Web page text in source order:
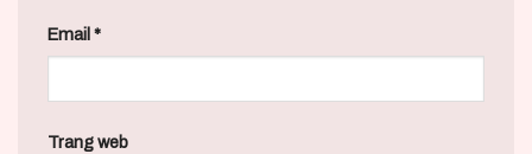
Email *
Trang web